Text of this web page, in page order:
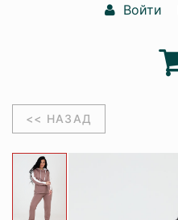
Войти
<< НАЗАД